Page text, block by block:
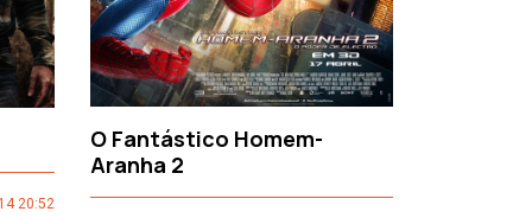
20:52
O Fantástico Homem-
Aranha 2